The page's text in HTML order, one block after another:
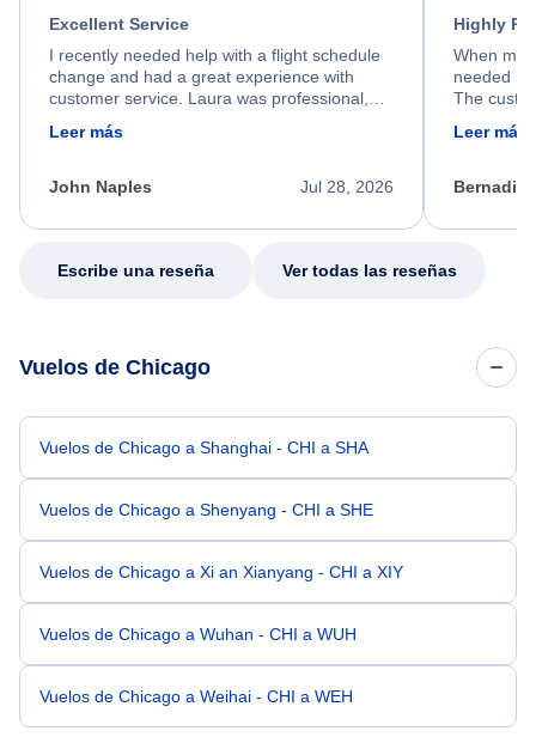
Excellent Service
I recently needed help with a flight schedule
change and had a great experience with
customer service. Laura was professional,
friendly, and very helpful throughout the
process. She quickly found a solution and
appreciate her excellent service.
Leer más
Jul 28, 2026
John Naples
Highly
When my
needed
The
calm,
my issue.
Leer más
Escribe una reseña Ver todas las reseñas
Vuelos de Chicago
Vuelos de Chicago a Shanghai - CHI a SHA
Vuelos de Chicago a Shenyang - CHI a SHE
Vuelos de Chicago a Xi an Xianyang - CHI a XIY
Vuelos de Chicago a Wuhan - CHI a WUH
Vuelos de Chicago a Weihai - CHI a WEH